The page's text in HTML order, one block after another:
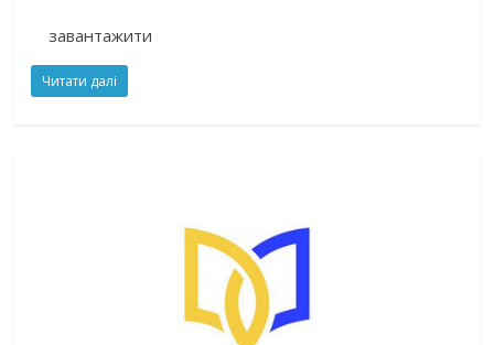
завантажити
Читати далі